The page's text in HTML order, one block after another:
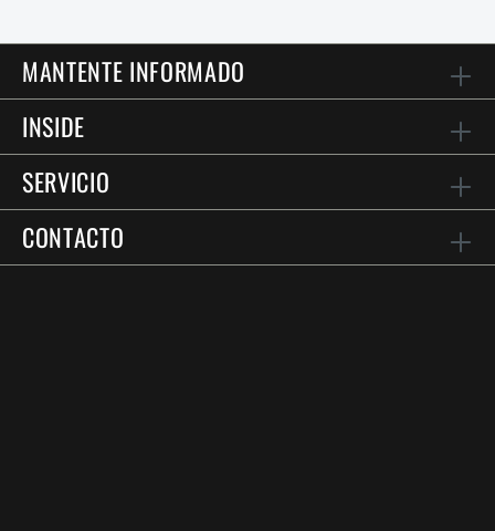
MANTENTE INFORMADO
INSIDE
SERVICIO
CONTACTO